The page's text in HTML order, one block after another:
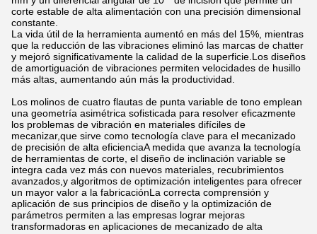
corte estable de alta alimentación con una precisión dimensional
constante.
La vida útil de la herramienta aumentó en más del 15%, mientras
que la reducción de las vibraciones eliminó las marcas de chatter
y mejoró significativamente la calidad de la superficie.Los diseños
de amortiguación de vibraciones permiten velocidades de husillo
más altas, aumentando aún más la productividad.
Los molinos de cuatro flautas de punta variable de tono emplean
una geometría asimétrica sofisticada para resolver eficazmente
los problemas de vibración en materiales difíciles de
mecanizar,que sirve como tecnología clave para el mecanizado
de precisión de alta eficienciaA medida que avanza la tecnología
de herramientas de corte, el diseño de inclinación variable se
integra cada vez más con nuevos materiales, recubrimientos
avanzados,y algoritmos de optimización inteligentes para ofrecer
un mayor valor a la fabricaciónLa correcta comprensión y
aplicación de sus principios de diseño y la optimización de
parámetros permiten a las empresas lograr mejoras
transformadoras en aplicaciones de mecanizado de alta